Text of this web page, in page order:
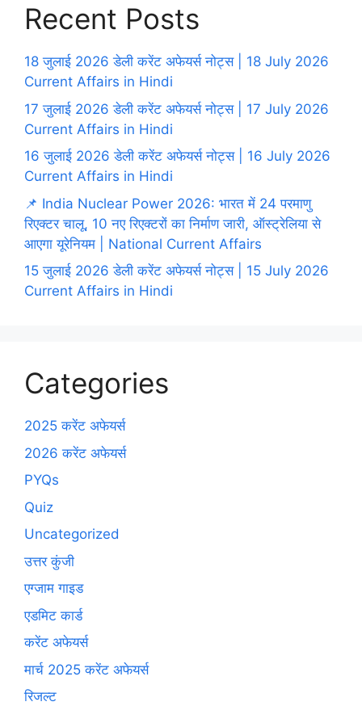
Recent Posts
18 जुलाई 2026 डेली करेंट अफेयर्स नोट्स | 18 July 2026
Current Affairs in Hindi
17 जुलाई 2026 डेली करेंट अफेयर्स नोट्स | 17 July 2026
Current Affairs in Hindi
16 जुलाई 2026 डेली करेंट अफेयर्स नोट्स | 16 July 2026
Current Affairs in Hindi
📌 India Nuclear Power 2026: भारत में 24 परमाणु
रिएक्टर चालू, 10 नए रिएक्टरों का निर्माण जारी, ऑस्ट्रेलिया से
आएगा यूरेनियम | National Current Affairs
15 जुलाई 2026 डेली करेंट अफेयर्स नोट्स | 15 July 2026
Current Affairs in Hindi
Categories
2025 करेंट अफेयर्स
2026 करेंट अफेयर्स
PYQs
Quiz
Uncategorized
उत्तर कुंजी
एग्जाम गाइड
एडमिट कार्ड
करेंट अफेयर्स
मार्च 2025 करेंट अफेयर्स
रिजल्ट